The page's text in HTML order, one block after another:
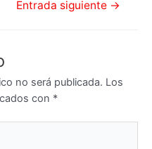
Entrada siguiente →
no será publicada. Los
con *